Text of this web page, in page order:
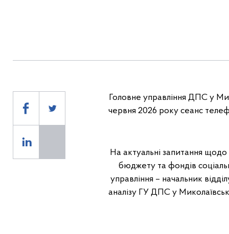
Головне управління ДПС у
червня 2026 року сеанс
На актуальні запитання щодо
бюджету та фондів
управління – начальник
аналізу ГУ ДПС у